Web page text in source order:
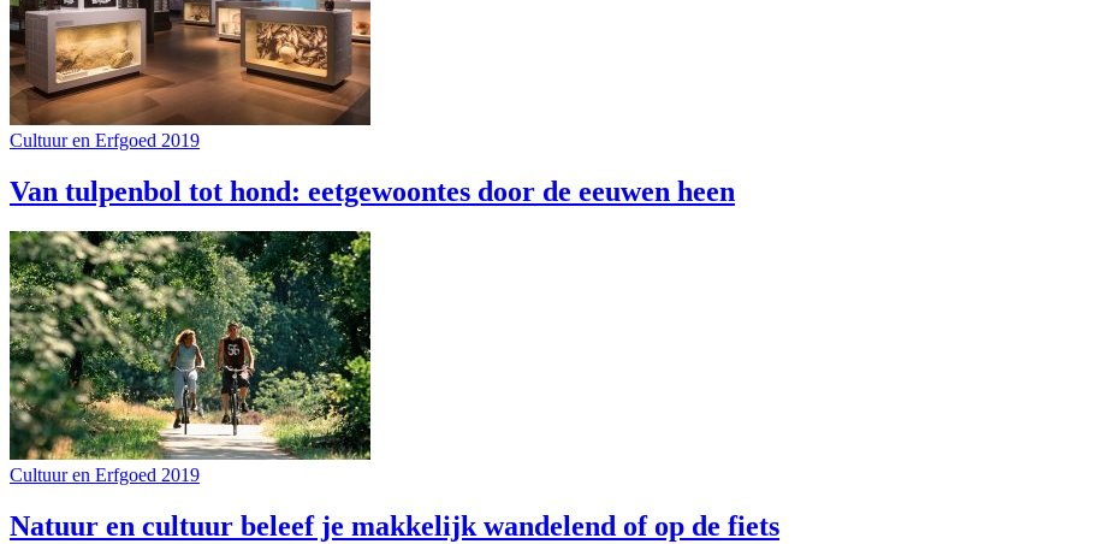
Cultuur en Erfgoed 2019
Van tulpenbol tot hond: eetgewoontes door de eeuwen heen
Cultuur en Erfgoed 2019
Natuur en cultuur beleef je makkelijk wandelend of op de fiets